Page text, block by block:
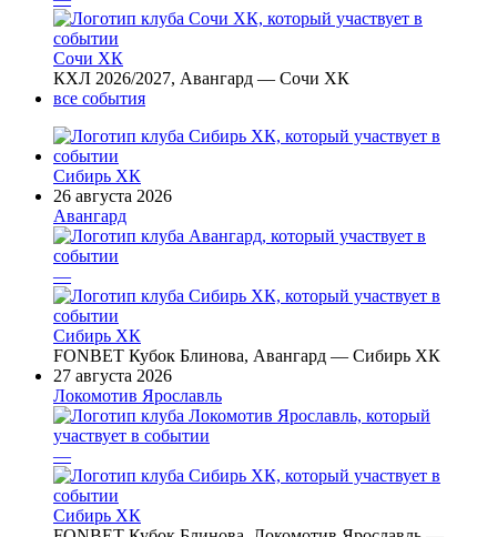
Сочи ХК
КХЛ 2026/2027, Авангард — Сочи ХК
все события
Сибирь ХК
26 августа 2026
Авангард
—
Сибирь ХК
FONBET Кубок Блинова, Авангард — Сибирь ХК
27 августа 2026
Локомотив Ярославль
—
Сибирь ХК